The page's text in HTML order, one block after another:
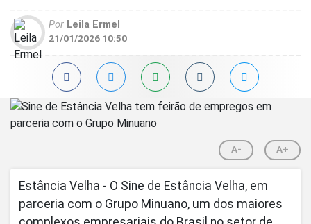
Por Leila Ermel
21/01/2026 10:50
A- A+
Estância Velha - O Sine de Estância Velha, em
parceria com o Grupo Minuano, um dos maiores